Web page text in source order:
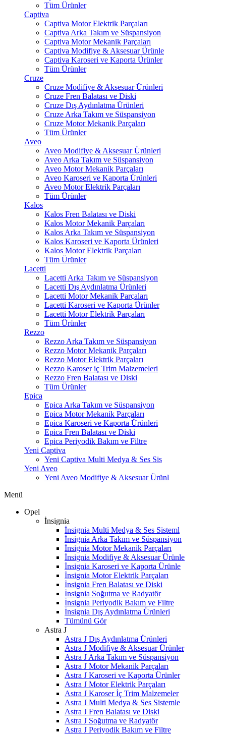
Tüm Ürünler
Captiva
Captiva Motor Elektrik Parçaları
Captiva Arka Takım ve Süspansiyon
Captiva Motor Mekanik Parçaları
Captiva Modifiye & Aksesuar Ürünle
Captiva Karoseri ve Kaporta Ürünler
Tüm Ürünler
Cruze
Cruze Modifiye & Aksesuar Ürünleri
Cruze Fren Balatası ve Diski
Cruze Dış Aydınlatma Ürünleri
Cruze Arka Takım ve Süspansiyon
Cruze Motor Mekanik Parçaları
Tüm Ürünler
Aveo
Aveo Modifiye & Aksesuar Ürünleri
Aveo Arka Takım ve Süspansiyon
Aveo Motor Mekanik Parçaları
Aveo Karoseri ve Kaporta Ürünleri
Aveo Motor Elektrik Parçaları
Tüm Ürünler
Kalos
Kalos Fren Balatası ve Diski
Kalos Motor Mekanik Parçaları
Kalos Arka Takım ve Süspansiyon
Kalos Karoseri ve Kaporta Ürünleri
Kalos Motor Elektrik Parçaları
Tüm Ürünler
Lacetti
Lacetti Arka Takım ve Süspansiyon
Lacetti Dış Aydınlatma Ürünleri
Lacetti Motor Mekanik Parçaları
Lacetti Karoseri ve Kaporta Ürünler
Lacetti Motor Elektrik Parçaları
Tüm Ürünler
Rezzo
Rezzo Arka Takım ve Süspansiyon
Rezzo Motor Mekanik Parçaları
Rezzo Motor Elektrik Parçaları
Rezzo Karoser iç Trim Malzemeleri
Rezzo Fren Balatası ve Diski
Tüm Ürünler
Epica
Epica Arka Takım ve Süspansiyon
Epica Motor Mekanik Parçaları
Epica Karoseri ve Kaporta Ürünleri
Epica Fren Balatası ve Diski
Epica Periyodik Bakım ve Filtre
Yeni Captiva
Yeni Captiva Multi Medya & Ses Sis
Yeni Aveo
Yeni Aveo Modifiye & Aksesuar Ürünl
Menü
Opel
İnsignia
İnsignia Multi Medya & Ses Sisteml
İnsignia Arka Takım ve Süspansiyon
İnsignia Motor Mekanik Parçaları
İnsignia Modifiye & Aksesuar Ürünle
İnsignia Karoseri ve Kaporta Ürünle
İnsignia Motor Elektrik Parçaları
İnsignia Fren Balatası ve Diski
İnsignia Soğutma ve Radyatör
İnsignia Periyodik Bakım ve Filtre
İnsignia Dış Aydınlatma Ürünleri
Tümünü Gör
Astra J
Astra J Dış Aydınlatma Ürünleri
Astra J Modifiye & Aksesuar Ürünler
Astra J Arka Takım ve Süspansiyon
Astra J Motor Mekanik Parçaları
Astra J Karoseri ve Kaporta Ürünler
Astra J Motor Elektrik Parçaları
Astra J Karoser İç Trim Malzemeler
Astra J Multi Medya & Ses Sistemle
Astra J Fren Balatası ve Diski
Astra J Soğutma ve Radyatör
Astra J Periyodik Bakım ve Filtre